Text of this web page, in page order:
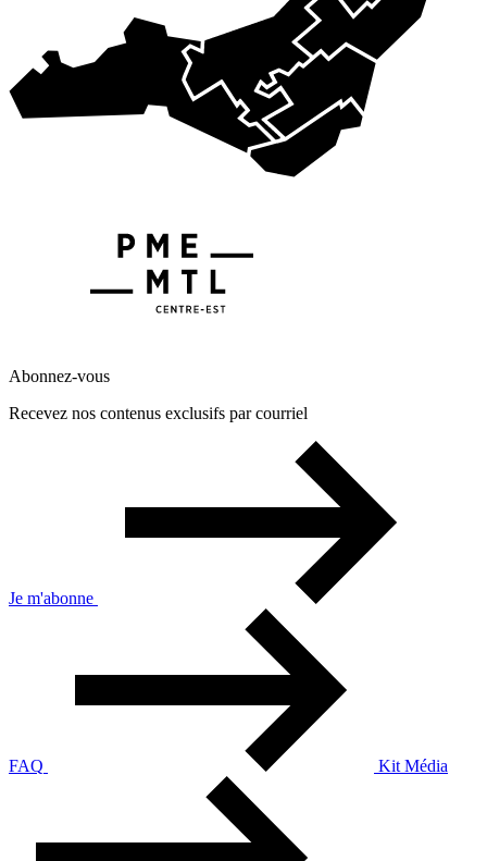
Abonnez-vous
Recevez nos contenus exclusifs par courriel
Je m'abonne
FAQ Kit Média